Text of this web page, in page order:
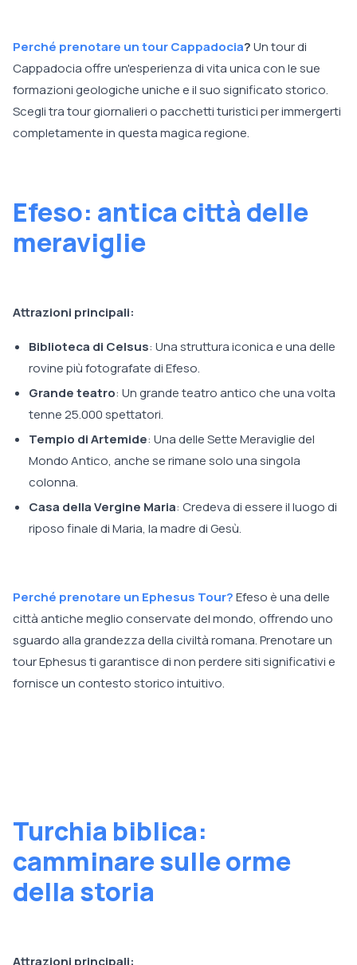
Perché prenotare un tour Cappadocia?Un tour di
Cappadocia offre un'esperienza di vita unica con le sue
formazioni geologiche uniche e il suo significato storico.
Scegli tra tour giornalieri o pacchetti turistici per immergerti
completamente in questa magica regione.
Efeso: antica città delle
meraviglie
Attrazioni principali:
Biblioteca di Celsus: Una struttura iconica e una delle
rovine più fotografate di Efeso.
Grande teatro: Un grande teatro antico che una volta
tenne 25.000 spettatori.
Tempio di Artemide: Una delle Sette Meraviglie del
Mondo Antico, anche se rimane solo una singola
colonna.
Casa della Vergine Maria: Credeva di essere il luogo di
riposo finale di Maria, la madre di Gesù.
Perché prenotare un Ephesus Tour?Efeso è una delle
città antiche meglio conservate del mondo, offrendo uno
sguardo alla grandezza della civiltà romana. Prenotare un
tour Ephesus ti garantisce di non perdere siti significativi e
fornisce un contesto storico intuitivo.
Turchia biblica:
camminare sulle orme
della storia
Attrazioni principali: